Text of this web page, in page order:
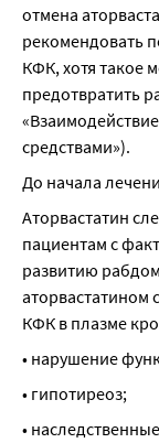
отмена
рекомендовать
КФК, хотя такое
предотвратить
средствами»).
До начала
Аторвастатин
пациентам с
развитию
аторвастатином
КФК в плазме
• нарушение
• гипотиреоз;
•